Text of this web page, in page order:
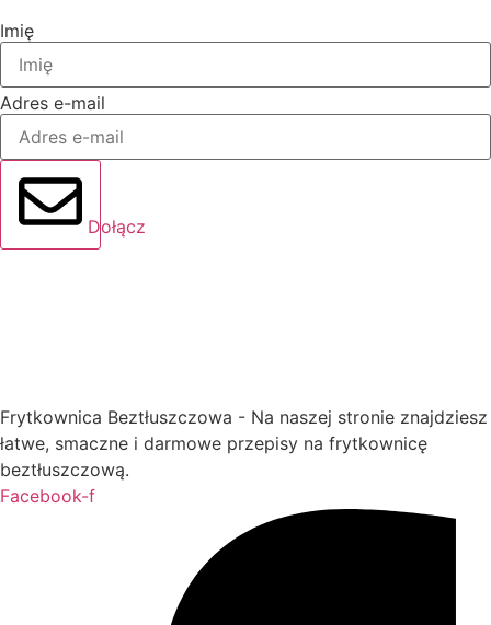
Imię
Adres e-mail
Dołącz
Frytkownica Beztłuszczowa - Na naszej stronie znajdziesz
łatwe, smaczne i darmowe przepisy na frytkownicę
beztłuszczową.
Facebook-f